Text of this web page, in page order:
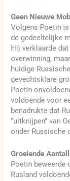
Geen Nieuwe
Volgens Poetin
de gedeeltelijke
Hij verklaarde
overwinning,
huidige
gevechtsklare
Poetin
voldoende voor
benadrukte dat
“uitknijpen” van
onder Russische
Groeiende
Poetin beweerde
Rusland